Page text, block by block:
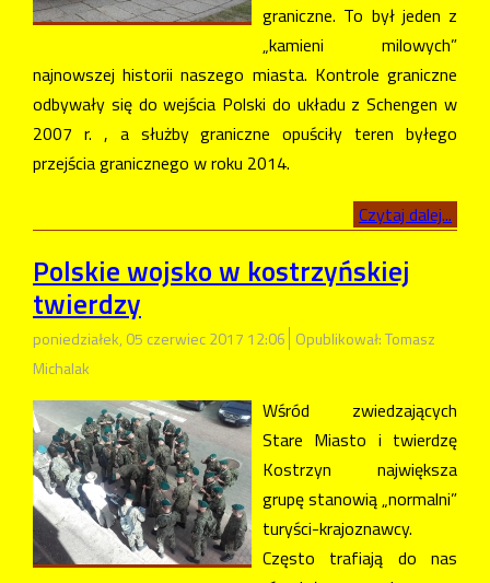
graniczne. To był jeden z
„kamieni milowych”
najnowszej historii naszego miasta. Kontrole graniczne
odbywały się do wejścia Polski do układu z Schengen w
2007 r. , a służby graniczne opuściły teren byłego
przejścia granicznego w roku 2014.
Czytaj dalej...
Polskie wojsko w kostrzyńskiej
twierdzy
poniedziałek, 05 czerwiec 2017 12:06 Opublikował: Tomasz
Michalak
Wśród zwiedzających
Stare Miasto i twierdzę
Kostrzyn największa
grupę stanowią „normalni”
turyści-krajoznawcy.
Często trafiają do nas